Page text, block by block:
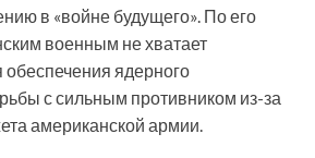
в «войне будущего». По его
военным не хватает
ядерного
с сильным противником из-за
американской армии.